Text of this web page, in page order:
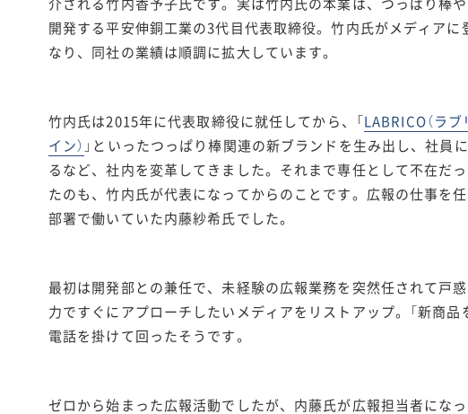
介される竹内香予子氏です。実は竹内氏の本業は、つっぱり棒
開発する平安伸銅工業の3代目代表取締役。竹内氏がメディア
なり、同社の業績は順調に拡大しています。
竹内氏は2015年に代表取締役に就任してから、「LABRICO（ラブ
イン）」といったつっぱり棒関連の新ブランドを生み出し、社員
るなど、社内を変革してきました。それまで専任として不在だ
たのも、竹内氏が代表になってからのことです。広報の仕事を
部署で働いていた内藤紗希氏でした。
最初は開発部との兼任で、未経験の広報業務を突然任されて戸
力ですぐにアプローチしたいメディアをリストアップ。「新商
電話を掛けて回ったそうです。
ゼロから始まった広報活動でしたが、内藤氏が広報担当者にな